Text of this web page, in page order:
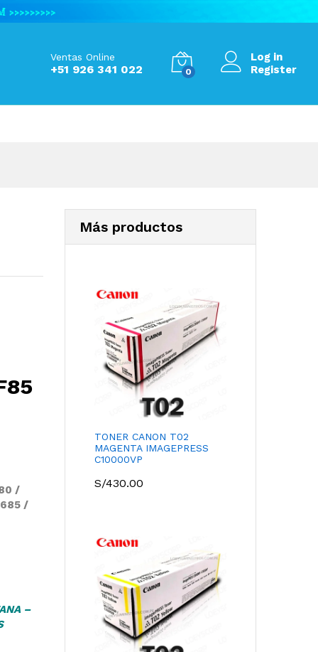
Ventas Online
+51 926 341 022 0
Log in
Register
/
/
–
Más productos
TONER CANON T02
MAGENTA IMAGEPRESS
C10000VP
S/430.00
S/